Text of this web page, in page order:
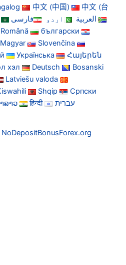
中文 (中国)
中文 (台
العربية اردو
فارسی
Română
български
Magyar
Slovenčina
Українська
Հայերեն
хэл Deutsch
Bosanski
Latviešu valoda
Shqip
Српски
ລາວ हिन्दी עברית
NoDepositBonusForex.org